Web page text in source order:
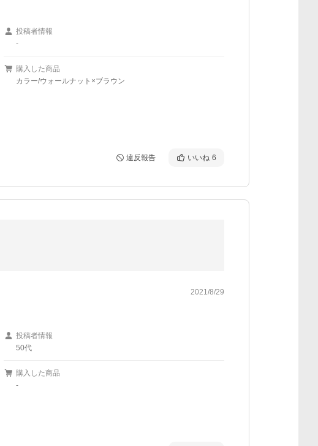
投稿者情報
-
購入した商品
カラー/ウォールナット×ブラウン
違反報告 いいね 6
2021/8/29
投稿者情報
50代
購入した商品
-